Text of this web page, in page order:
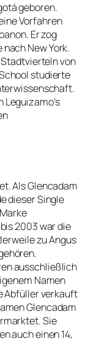
geboren.
Vorfahren
Er zog
New York.
von
studierte
Leguizamo’s
Als Glencadam
dieser Single
2003 war die
zu Angus
ausschließlich
Namen
Abfüller verkauft
Glencadam
Sie
auch einen 14,